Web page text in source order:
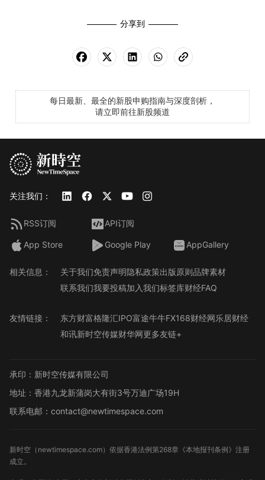
分享到
每日最新、最全的新股申购指南与深度剖析，
请立即前往新股频道
关注我们：
RSS订阅 API订阅
App Store Google Play AppGallery
相关信息： 关于我们免责声明隐私政策出版原则品牌素材
联系我们我要投稿加入我们标签库财经FAQ
友情链接： 东方财富格隆汇IPO富途牛牛FX168财经网乐居财经
和讯新时空传媒财华网更多友链+
承印：新时空传媒有限公司
地址：香港九龙新蒲岗大有街3号万迪广场19H
联系电邮：contact@newtimespace.com
新时空（ newtimespace.com）依据香港法例第268章《本地报刊条例》注册
成立。